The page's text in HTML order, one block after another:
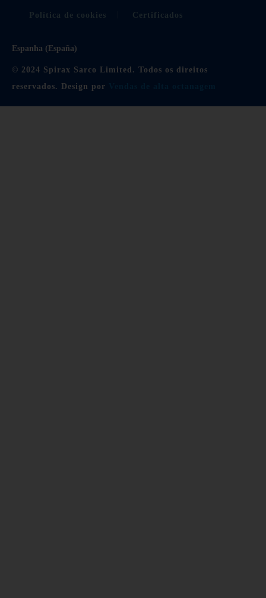
Política de cookies Certificados
Espanha (España)
© 2024 Spirax Sarco Limited. Todos os direitos
reservados. Design por